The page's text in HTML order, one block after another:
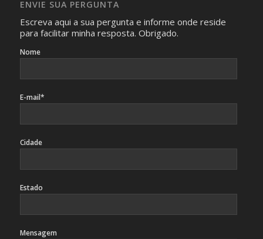
identificação da pessoa fotografada.
ENVIE SUA PERGUNTA
Escreva aqui a sua pergunta e informe onde reside
para facilitar minha resposta. Obrigado.
Nome
E-mail*
Cidade
Estado
Mensagem